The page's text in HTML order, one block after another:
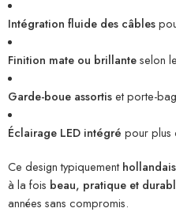
Intégration fluide des câbles
Finition mate ou brillanteselon
Garde-boue assortiset porte-
Éclairage LED intégré pour plus
Ce design typiquement hollandais
à la fois beau, pratique et
années sans compromis.